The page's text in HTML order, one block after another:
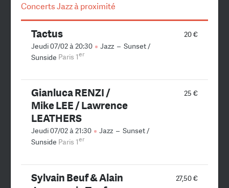
Concerts Jazz à proximité
20 €
Tactus
Jeudi 07/02 à 20:30 Jazz – Sunset /
Sunside Paris 1er
25 €
Gianluca RENZI /
Mike LEE / Lawrence
LEATHERS
Jeudi 07/02 à 21:30 Jazz – Sunset /
Sunside Paris 1er
27,50 €
Sylvain Beuf & Alain